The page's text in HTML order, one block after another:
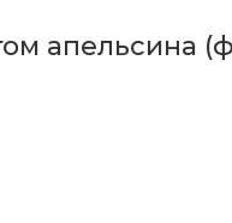
апельсина